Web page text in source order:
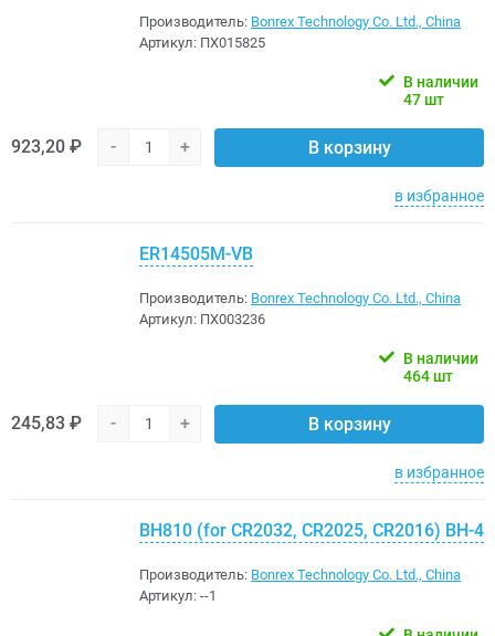
Производитель: Bonrex Technology Co. Ltd., China
Артикул: ПХ015825
В наличии
47 шт
923,20 ₽ - + В корзину
в избранное
ER14505M-VB
Производитель: Bonrex Technology Co. Ltd., China
Артикул: ПХ003236
В наличии
464 шт
245,83 ₽ - + В корзину
в избранное
BH810 (for CR2032, CR2025, CR2016) BH-4
Производитель: Bonrex Technology Co. Ltd., China
Артикул: --1